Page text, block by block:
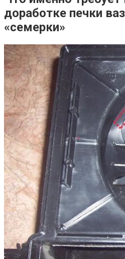
доработке печки
«семерки»